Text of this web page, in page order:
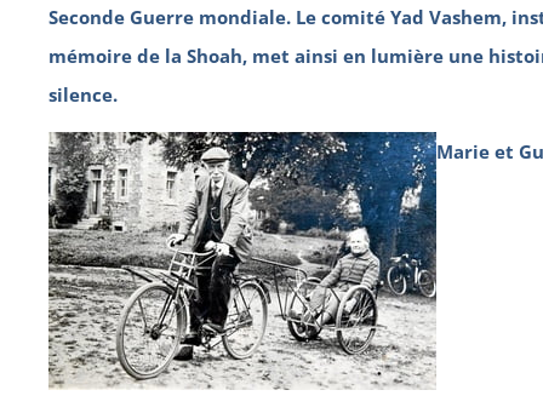
Seconde Guerre mondiale. Le comité Yad Vashem,
mémoire de la Shoah, met ainsi en lumière une
silence.
Marie et